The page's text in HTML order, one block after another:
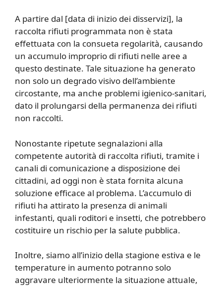
A partire dal [data di inizio dei disservizi], la
raccolta rifiuti programmata non è stata
effettuata con la consueta regolarità, causando
un accumulo improprio di rifiuti nelle aree a
questo destinate. Tale situazione ha generato
non solo un degrado visivo dell’ambiente
circostante, ma anche problemi igienico-sanitari,
dato il prolungarsi della permanenza dei rifiuti
non raccolti.
Nonostante ripetute segnalazioni alla
competente autorità di raccolta rifiuti, tramite i
canali di comunicazione a disposizione dei
cittadini, ad oggi non è stata fornita alcuna
soluzione efficace al problema. L’accumulo di
rifiuti ha attirato la presenza di animali
infestanti, quali roditori e insetti, che potrebbero
costituire un rischio per la salute pubblica.
Inoltre, siamo all’inizio della stagione estiva e le
temperature in aumento potranno solo
aggravare ulteriormente la situazione attuale,